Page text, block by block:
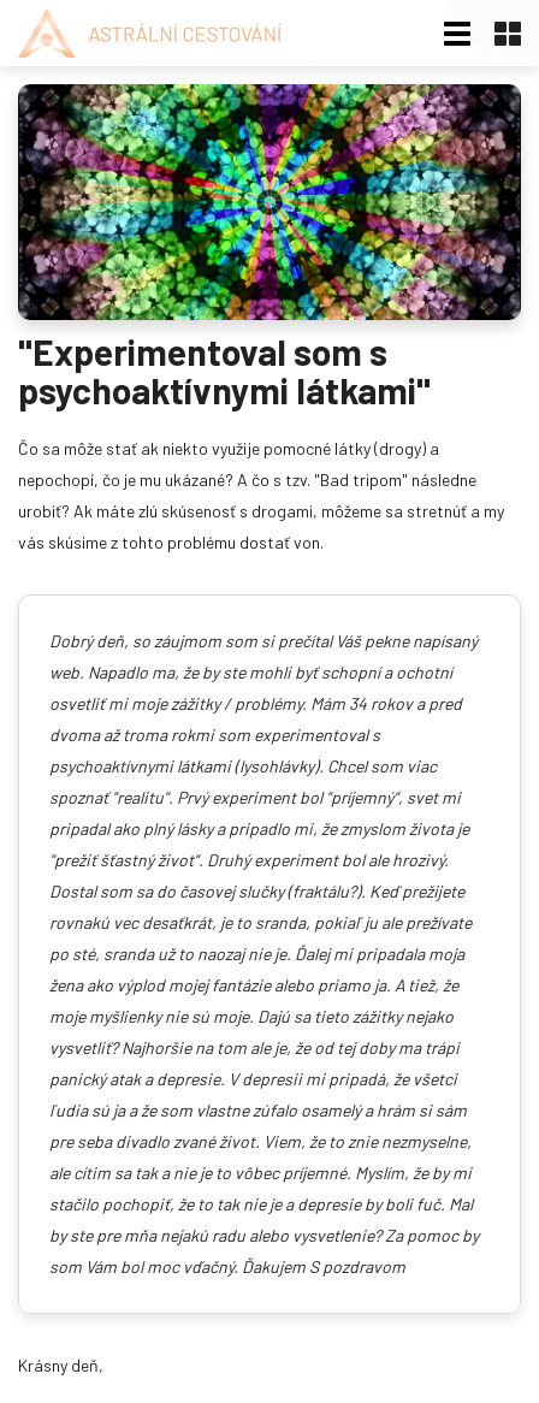
"Experimentoval som s
psychoaktívnymi látkami"
Čo sa môže stať ak niekto využije pomocné látky (drogy) a
nepochopí, čo je mu ukázané? A čo s tzv. "Bad tripom" následne
urobiť? Ak máte zlú skúsenosť s drogami, môžeme sa stretnúť a my
vás skúsime z tohto problému dostať von.
Dobrý deň, so záujmom som si prečítal Váš pekne napísaný
web. Napadlo ma, že by ste mohli byť schopní a ochotní
osvetliť mi moje zážitky / problémy. Mám 34 rokov a pred
dvoma až troma rokmi som experimentoval s
psychoaktívnymi látkami (lysohlávky). Chcel som viac
spoznať "realitu". Prvý experiment bol "príjemný", svet mi
pripadal ako plný lásky a pripadlo mi, že zmyslom života je
"prežiť šťastný život". Druhý experiment bol ale hrozivý.
Dostal som sa do časovej slučky (fraktálu?). Keď prežijete
rovnakú vec desaťkrát, je to sranda, pokiaľ ju ale prežívate
po sté, sranda už to naozaj nie je. Ďalej mi pripadala moja
žena ako výplod mojej fantázie alebo priamo ja. A tiež, že
moje myšlienky nie sú moje. Dajú sa tieto zážitky nejako
vysvetliť? Najhoršie na tom ale je, že od tej doby ma trápi
panický atak a depresie. V depresii mi pripadá, že všetci
ľudia sú ja a že som vlastne zúfalo osamelý a hrám si sám
pre seba divadlo zvané život. Viem, že to znie nezmyselne,
ale cítim sa tak a nie je to vôbec príjemné. Myslím, že by mi
stačilo pochopiť, že to tak nie je a depresie by boli fuč. Mal
by ste pre mňa nejakú radu alebo vysvetlenie? Za pomoc by
som Vám bol moc vďačný. Ďakujem S pozdravom
Krásny deň,
Doporučené články
Stretnutie s partnerom v lucidnom sne. Príbeh
a návod.
Neprežívaš tu smäd, ani únavu ... Chceš byť na najvyššej hore sveta?
cítiš svoje telo, ako ho ovieva vzduch aj so všetkými pocitmi, ktoré
patria medzi najobľúbenejšie a takto si ich môžete dopriať aj každý
Sidris rodina: Ako sa správať k negatívnym
ľuďom?
Na tento svet ste sa narodili sami a zomriete sami a to, čo budete
prežívať medzi týmito dvoma ťažiskovými bodmi je len vaša voľba.
Reálne som prezrela do astrálneho sveta -